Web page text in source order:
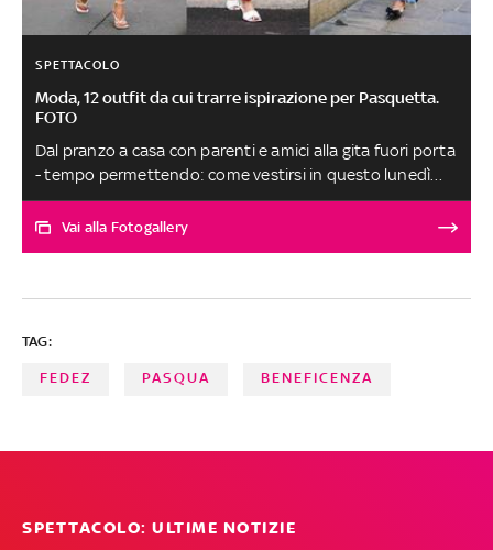
SPETTACOLO
Moda, 12 outfit da cui trarre ispirazione per Pasquetta.
FOTO
Dal pranzo a casa con parenti e amici alla gita fuori porta
- tempo permettendo: come vestirsi in questo lunedì
dell'Angelo? Ecco nella gallery 12 idee da cui trarre
ispirazione per una mise comoda o elegante, ma sempre
Vai alla Fotogallery
TAG:
FEDEZ PASQUA BENEFICENZA
SPETTACOLO: ULTIME NOTIZIE